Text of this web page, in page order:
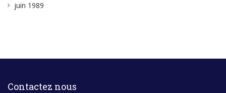
juin 1989
Contactez nous